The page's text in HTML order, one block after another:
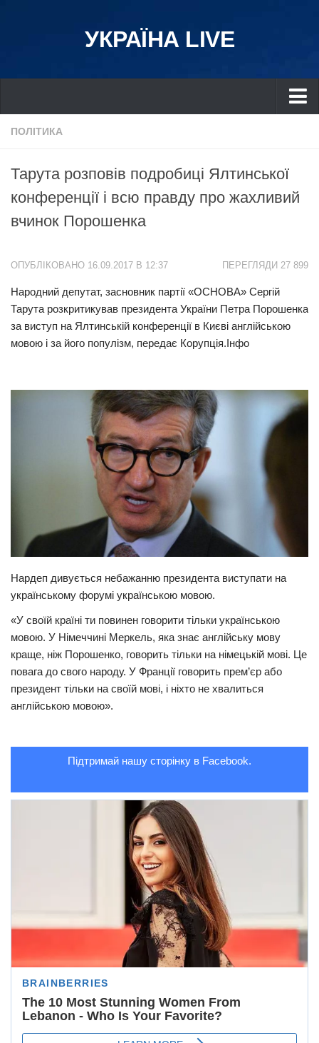
УКРАЇНА LIVE
Україна
Дніпро
Львів
Івано-Франківськ
Донбас
Одеса
Схід
Прикарпаття
Політика
Кримінал
Трагедії
Курйози
Суспільство
ПОЛІТИКА
Тарута розповів подробиці Ялтинської
конференції і всю правду про жахливий
вчинок Порошенка
ПЕРЕГЛЯДИ 27 899
ОПУБЛІКОВАНО 16.09.2017 В 12:37
Народний депутат, засновник партії «ОСНОВА» Сергій
Тарута розкритикував президента України Петра Порошенка
за виступ на Ялтинській конференції в Києві англійською
мовою і за його популізм, передає Корупція.Інфо
Нардеп дивується небажанню президента виступати на
українському форумі українською мовою.
«У своїй країні ти повинен говорити тільки українською
мовою. У Німеччині Меркель, яка знає англійську мову
краще, ніж Порошенко, говорить тільки на німецькій мові. Це
повага до свого народу. У Франції говорить прем’єр або
президент тільки на своїй мові, і ніхто не хвалиться
англійською мовою».
Підтримай нашу сторінку в Facebook.